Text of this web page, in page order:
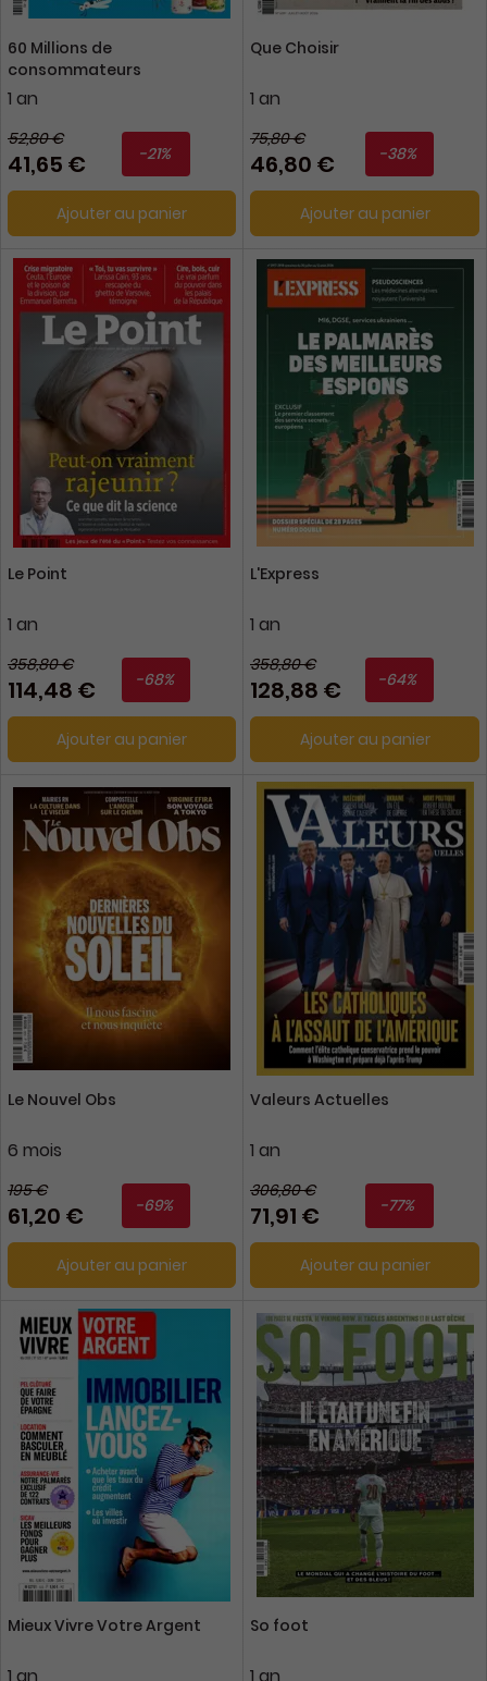
60 Millions de
consommateurs
1 an
52,80 €
41,65 € -21%
Ajouter au panier
Que Choisir
1 an
75,80 €
46,80 € -38%
Ajouter au panier
Le Point
1 an
358,80 €
114,48 € -68%
Ajouter au panier
L'Express
1 an
358,80 €
128,88 € -64%
Ajouter au panier
Le Nouvel Obs
6 mois
195 €
61,20 € -69%
Ajouter au panier
Valeurs Actuelles
1 an
306,80 €
71,91 € -77%
Ajouter au panier
Mieux Vivre Votre Argent
1 an
So foot
1 an